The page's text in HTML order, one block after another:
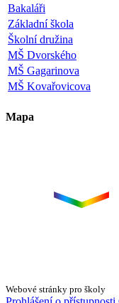
Bakaláři
Základní škola
Školní družina
MŠ Dvorského
MŠ Gagarinova
MŠ Kovařovicova
Mapa
Webové stránky pro školy